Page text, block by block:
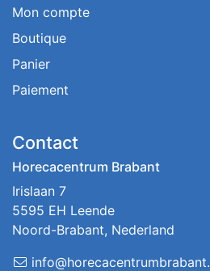
Mon compte
Boutique
Panier
Paiement
Contact
Horecacentrum Brabant
Irislaan 7
5595 EH Leende
Noord-Brabant, Nederland